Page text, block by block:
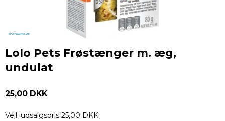
Lolo Pets Frøstænger m. æg,
undulat
25,00 DKK
Vejl. udsalgspris 25,00 DKK